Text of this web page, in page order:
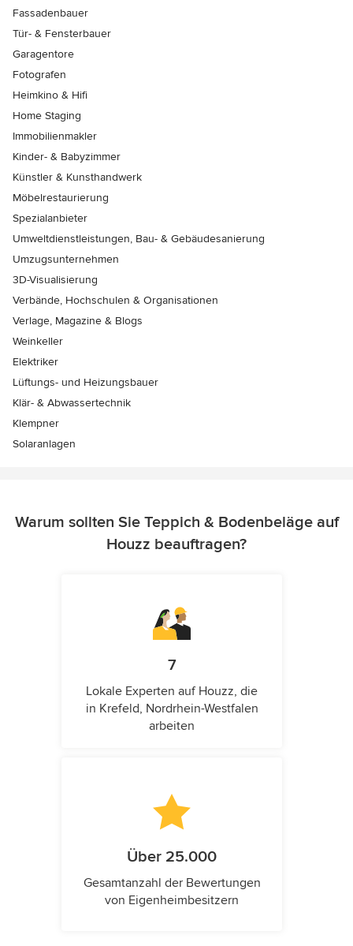
Fassadenbauer
Tür- & Fensterbauer
Garagentore
Fotografen
Heimkino & Hifi
Home Staging
Immobilienmakler
Kinder- & Babyzimmer
Künstler & Kunsthandwerk
Möbelrestaurierung
Spezialanbieter
Umweltdienstleistungen, Bau- & Gebäudesanierung
Umzugsunternehmen
3D-Visualisierung
Verbände, Hochschulen & Organisationen
Verlage, Magazine & Blogs
Weinkeller
Elektriker
Lüftungs- und Heizungsbauer
Klär- & Abwassertechnik
Klempner
Solaranlagen
Warum sollten Sie Teppich & Bodenbeläge auf
Houzz beauftragen?
7
Lokale Experten auf Houzz, die
in Krefeld, Nordrhein-Westfalen
arbeiten
Über 25.000
Gesamtanzahl der Bewertungen
von Eigenheimbesitzern